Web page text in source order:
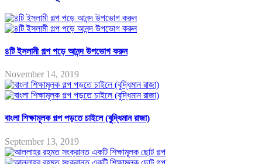
৪টি ইসলামী গল্প পড়ে আনন্দ উপভোগ করুন
November 14, 2019
বাংলা শিক্ষামূলক গল্প পড়তে চাইলে (বুদ্ধিমান রাজা)
September 13, 2019